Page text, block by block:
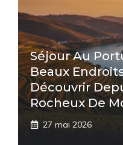
Séjour Au
Beaux
Découvrir
Rocheux De
27 mai 2026